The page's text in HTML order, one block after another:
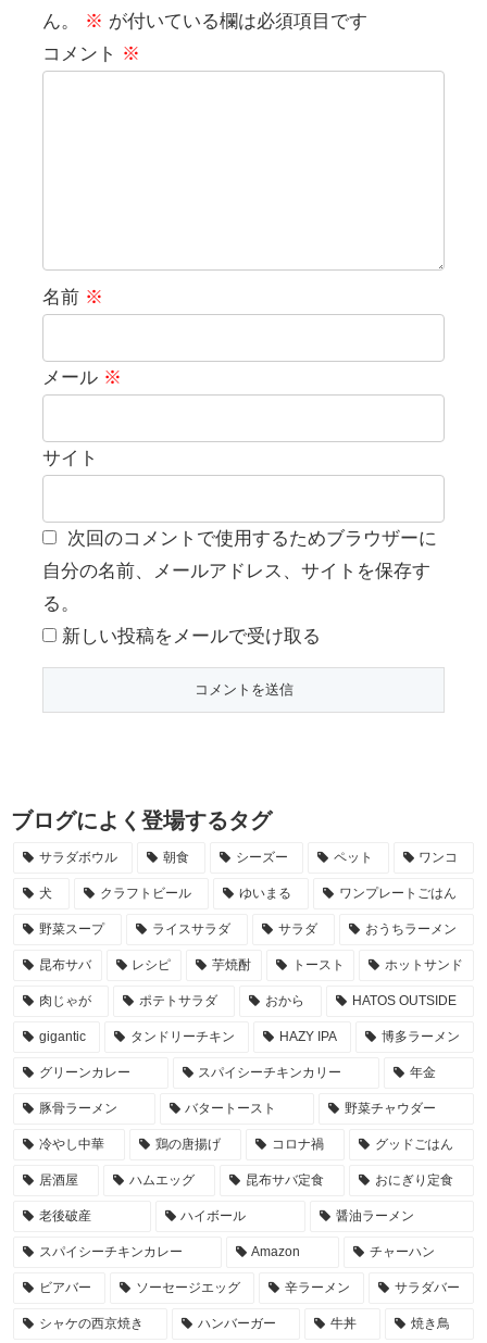
ん。
※ が付いている欄は必須項目です
コメント ※
名前 ※
メール ※
サイト
次回のコメントで使用するためブラウザーに
自分の名前、メールアドレス、サイトを保存す
る。
新しい投稿をメールで受け取る
ブログによく登場するタグ
サラダボウル 朝食 シーズー ペット ワンコ
犬 クラフトビール ゆいまる ワンプレートごはん
野菜スープ ライスサラダ サラダ おうちラーメン
昆布サバ レシピ 芋焼酎 トースト ホットサンド
肉じゃが ポテトサラダ おから HATOS OUTSIDE
gigantic タンドリーチキン HAZY IPA 博多ラーメン
グリーンカレー スパイシーチキンカリー 年金
豚骨ラーメン バタートースト 野菜チャウダー
冷やし中華 鶏の唐揚げ コロナ禍 グッドごはん
居酒屋 ハムエッグ 昆布サバ定食 おにぎり定食
老後破産 ハイボール 醤油ラーメン
スパイシーチキンカレー Amazon チャーハン
ビアバー ソーセージエッグ 辛ラーメン サラダバー
シャケの西京焼き ハンバーガー 牛丼 焼き鳥